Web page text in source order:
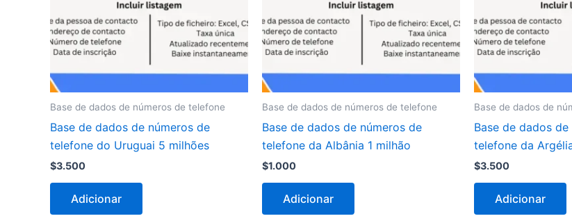
Base de dados de números de telefone
Base de dados de números de
telefone do Uruguai 5 milhões
$3.500
Adicionar
Base de dados de números de telefone
Base de dados de números de
telefone da Albânia 1 milhão
$1.000
Adicionar
Base de dados de
Base de dados
telefone da
$3.500
Adicionar